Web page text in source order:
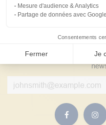
Mesure d'audience & Analytics
Partage de données avec Google
Consentements
Fermer Je
Nouveaux produits,